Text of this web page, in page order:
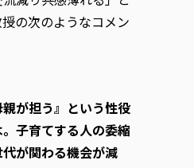
の次のようなコメン
親が担う』という性役
子育てする人の委縮
が関わる機会が減